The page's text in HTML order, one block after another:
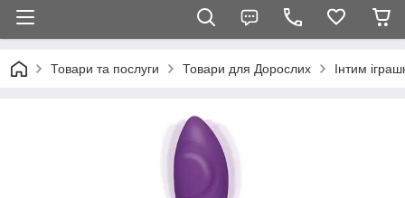
Товари та послуги Товари для Дорослих Інтим